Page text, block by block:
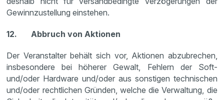
Gewinnzustellung einstehen.
12. Abbruch von Aktionen
Der Veranstalter behält sich vor, Aktionen abzubrechen,
insbesondere bei höherer Gewalt, Fehlern der Soft-
und/oder Hardware und/oder aus sonstigen technischen
und/oder rechtlichen Gründen, welche die Verwaltung, die